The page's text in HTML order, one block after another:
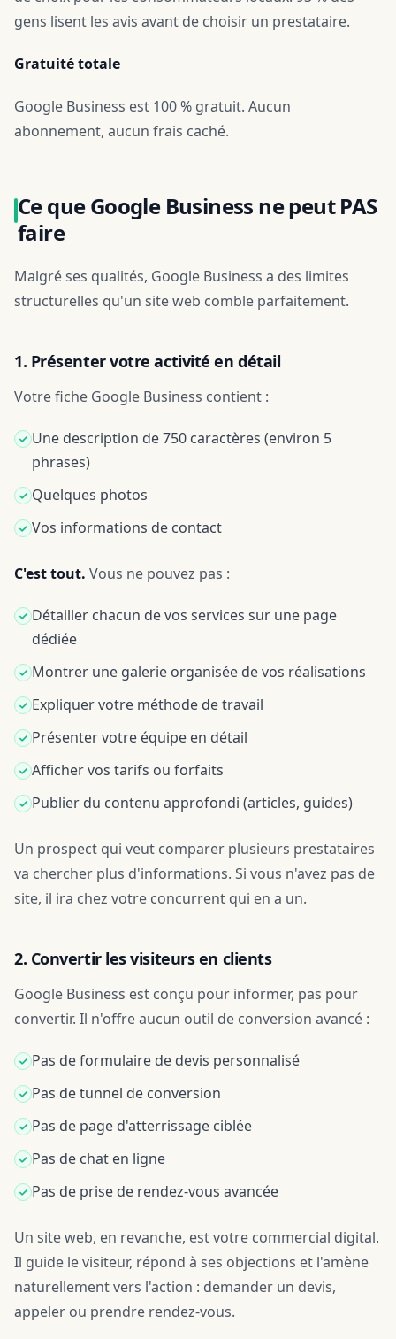
gens lisent les avis avant de choisir un prestataire.
Gratuité totale
Google Business est 100 % gratuit. Aucun
abonnement, aucun frais caché.
Ce que Google Business ne peut PAS
faire
Malgré ses qualités, Google Business a des limites
structurelles qu'un site web comble parfaitement.
1. Présenter votre activité en détail
Votre fiche Google Business contient :
Une description de 750 caractères (environ 5
phrases)
Quelques photos
Vos informations de contact
C'est tout. Vous ne pouvez pas :
Détailler chacun de vos services sur une page
dédiée
Montrer une galerie organisée de vos réalisations
Expliquer votre méthode de travail
Présenter votre équipe en détail
Afficher vos tarifs ou forfaits
Publier du contenu approfondi (articles, guides)
Un prospect qui veut comparer plusieurs prestataires
va chercher plus d'informations. Si vous n'avez pas de
site, il ira chez votre concurrent qui en a un.
2. Convertir les visiteurs en clients
Google Business est conçu pour informer, pas pour
convertir. Il n'offre aucun outil de conversion avancé :
Pas de formulaire de devis personnalisé
Pas de tunnel de conversion
Pas de page d'atterrissage ciblée
Pas de chat en ligne
Pas de prise de rendez-vous avancée
Un site web, en revanche, est votre commercial digital.
Il guide le visiteur, répond à ses objections et l'amène
naturellement vers l'action : demander un devis,
appeler ou prendre rendez-vous.